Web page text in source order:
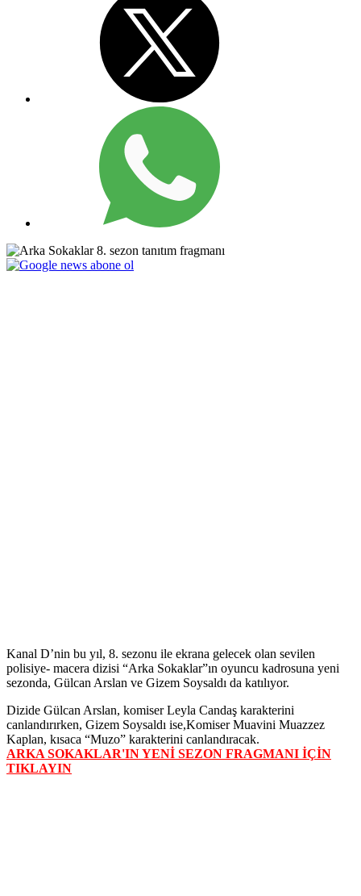
Kanal D’nin bu yıl, 8. sezonu ile ekrana gelecek olan sevilen
polisiye- macera dizisi “Arka Sokaklar”ın oyuncu kadrosuna yeni
sezonda, Gülcan Arslan ve Gizem Soysaldı da katılıyor.
Dizide Gülcan Arslan, komiser Leyla Candaş karakterini
canlandırırken, Gizem Soysaldı ise,Komiser Muavini Muazzez
Kaplan, kısaca “Muzo” karakterini canlandıracak.
ARKA SOKAKLAR'IN YENİ SEZON FRAGMANI İÇİN
TIKLAYIN